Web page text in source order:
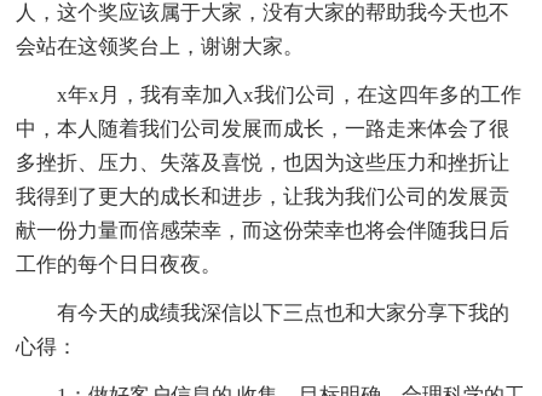
人，这个奖应该属于大家，没有大家的帮助我今天也不
会站在这领奖台上，谢谢大家。
x年x月，我有幸加入x我们公司，在这四年多的工作
中，本人随着我们公司发展而成长，一路走来体会了很
多挫折、压力、失落及喜悦，也因为这些压力和挫折让
我得到了更大的成长和进步，让我为我们公司的发展贡
献一份力量而倍感荣幸，而这份荣幸也将会伴随我日后
工作的每个日日夜夜。
有今天的成绩我深信以下三点也和大家分享下我的
心得：